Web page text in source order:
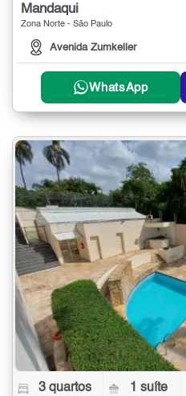
Mandaqui
Zona Norte - São Paulo
Avenida Zumkeller
WhatsApp
3 quartos 1 suíte